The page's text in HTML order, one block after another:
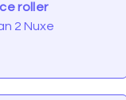
roller
2 Nuxe